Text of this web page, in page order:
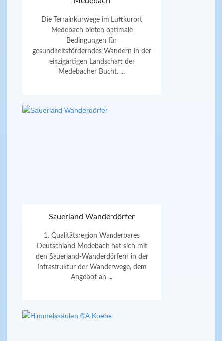
Die Terrainkurwege im Luftkurort
Medebach bieten optimale
Bedingungen für
gesundheitsförderndes Wandern in der
einzigartigen Landschaft der
Medebacher Bucht. ...
Sauerland Wanderdörfer
1. Qualitätsregion Wanderbares
Deutschland Medebach hat sich mit
den Sauerland-Wanderdörfern in der
Infrastruktur der Wanderwege, dem
Angebot an ...